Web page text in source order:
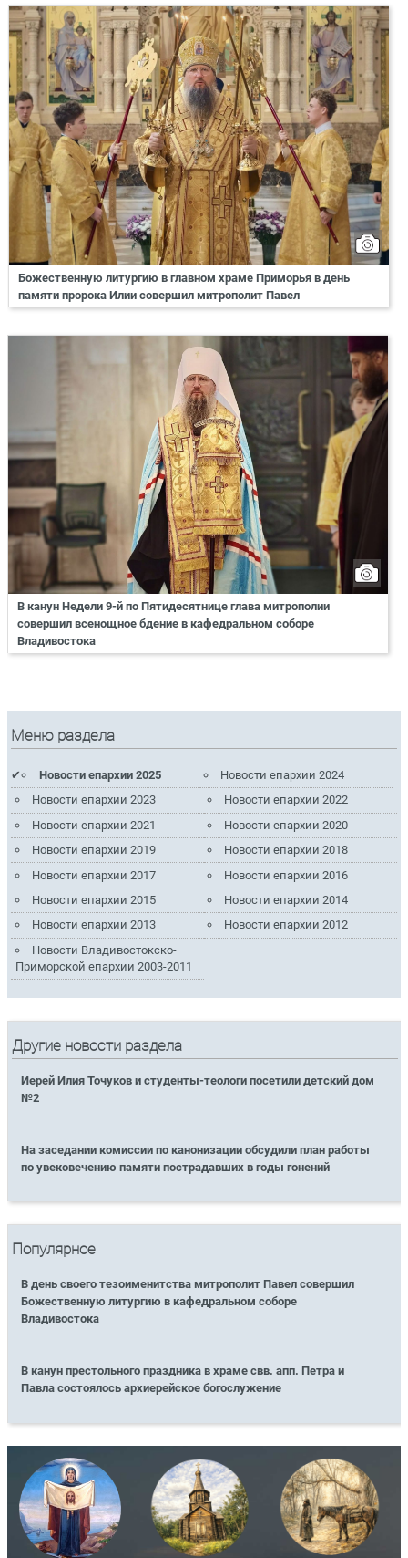
Божественную литургию в главном храме Приморья в день
памяти пророка Илии совершил митрополит Павел
В канун Недели 9-й по Пятидесятнице глава митрополии
совершил всенощное бдение в кафедральном соборе
Владивостока
Меню раздела
Новости епархии 2025
Новости епархии 2024
Новости епархии 2023
Новости епархии 2022
Новости епархии 2021
Новости епархии 2020
Новости епархии 2019
Новости епархии 2018
Новости епархии 2017
Новости епархии 2016
Новости епархии 2015
Новости епархии 2014
Новости епархии 2013
Новости епархии 2012
Новости Владивостокско-
Приморской епархии 2003-2011
Другие новости раздела
Иерей Илия Точуков и студенты-теологи посетили детский дом
№2
На заседании комиссии по канонизации обсудили план работы
по увековечению памяти пострадавших в годы гонений
Популярное
В день своего тезоименитства митрополит Павел совершил
Божественную литургию в кафедральном соборе
Владивостока
В канун престольного праздника в храме свв. апп. Петра и
Павла состоялось архиерейское богослужение